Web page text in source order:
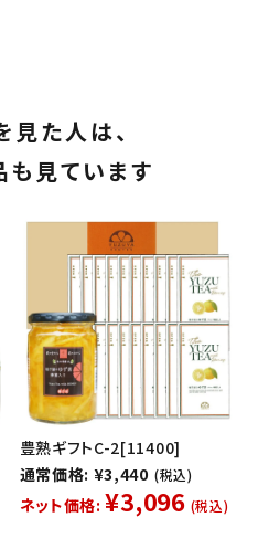
見た人は、
も見ています
豊熟ギフトC-2[11400]
通常価格: ¥3,440 (税込)
ネット価格: ¥3,096 (税込)